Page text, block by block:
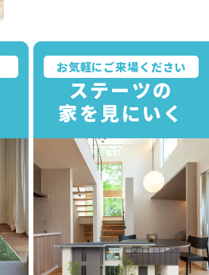
お気軽にご来場ください
ステーツの
家を見にいく